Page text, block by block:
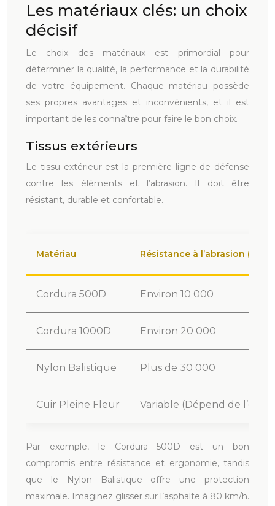
Les matériaux clés: un choix
décisif
Le choix des matériaux est primordial pour
déterminer la qualité, la performance et la durabilité
de votre équipement. Chaque matériau possède
ses propres avantages et inconvénients, et il est
important de les connaître pour faire le bon choix.
Tissus extérieurs
Le tissu extérieur est la première ligne de défense
contre les éléments et l’abrasion. Il doit être
résistant, durable et confortable.
Matériau Résistance à l’abrasion
Cordura 500D Environ 10 000
Cordura 1000D Environ 20 000
Nylon Balistique Plus de 30 000
Cuir Pleine Fleur Variable (Dépend de
Par exemple, le Cordura 500D est un bon
compromis entre résistance et ergonomie, tandis
que le Nylon Balistique offre une protection
maximale. Imaginez glisser sur l’asphalte à 80 km/h.